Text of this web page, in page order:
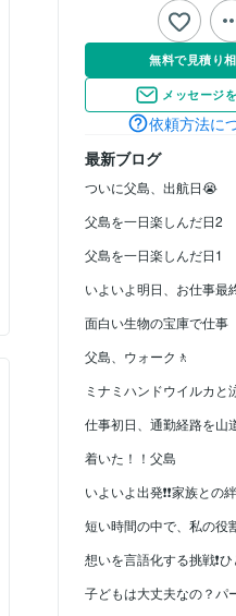
無料で見積り
メッセージ
依頼方法に
最新ブログ
ついに父島、出航日😭
父島を一日楽しんだ日2
父島を一日楽しんだ日1
いよいよ明日、お仕事最
面白い生物の宝庫で仕事
父島、ウォーク🚶
ミナミハンドウイルカと
仕事初日、通勤経路を山
着いた！！父島
いよいよ出発❗❗家族との
短い時間の中で、私の役
想いを言語化する挑戦❗
子どもは大丈夫なの？パ